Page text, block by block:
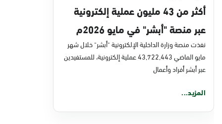
أكثر من 43 مليون عملية إلكترونية
عبر منصة "أبشر" في مايو 2026م
نفذت منصة وزارة الداخلية الإلكترونية "أبشر" خلال شهر
مايو الماضي 43,722,443 عملية إلكترونية، للمستفيدين
عبر أبشر أفراد وأعمال
المزيد...